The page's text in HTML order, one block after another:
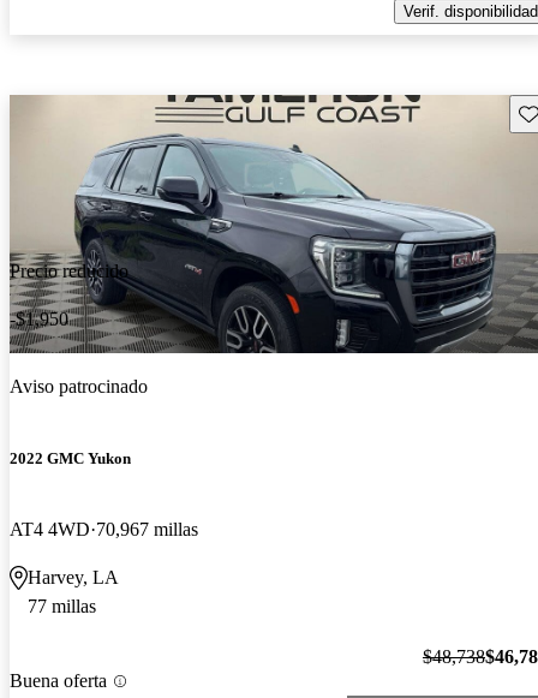
Verif. disponibilidad
Precio reducido
-$1,950
Aviso patrocinado
2022 GMC Yukon
AT4 4WD 70,967 millas
Harvey, LA
77 millas
Buena oferta
$48,738